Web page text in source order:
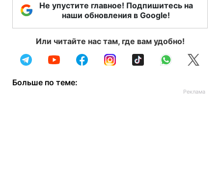
Не упустите главное! Подпишитесь на
наши обновления в Google!
Или читайте нас там, где вам удобно!
Больше по теме: